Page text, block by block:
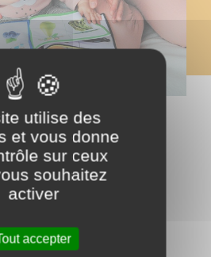
utilise des
et vous donne
sur ceux
souhaitez
activer
accepter